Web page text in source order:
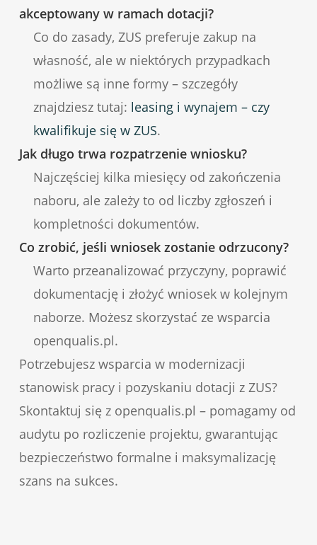
akceptowany w ramach dotacji?
Co do zasady, ZUS preferuje zakup na
własność, ale w niektórych przypadkach
możliwe są inne formy – szczegóły
znajdziesz tutaj: leasing i wynajem – czy
kwalifikuje się w ZUS.
Jak długo trwa rozpatrzenie wniosku?
Najczęściej kilka miesięcy od zakończenia
naboru, ale zależy to od liczby zgłoszeń i
kompletności dokumentów.
Co zrobić, jeśli wniosek zostanie odrzucony?
Warto przeanalizować przyczyny, poprawić
dokumentację i złożyć wniosek w kolejnym
naborze. Możesz skorzystać ze wsparcia
openqualis.pl.
Potrzebujesz wsparcia w modernizacji
stanowisk pracy i pozyskaniu dotacji z ZUS?
Skontaktuj się z openqualis.pl – pomagamy od
audytu po rozliczenie projektu, gwarantując
bezpieczeństwo formalne i maksymalizację
szans na sukces.